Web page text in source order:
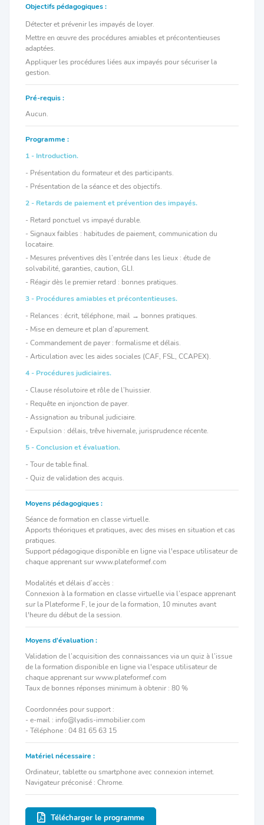
Objectifs pédagogiques :
Détecter et prévenir les impayés de loyer.
Mettre en œuvre des procédures amiables et précontentieuses
adaptées.
Appliquer les procédures liées aux impayés pour sécuriser la
gestion.
Pré-requis :
Aucun.
Programme :
1 - Introduction.
- Présentation du formateur et des participants.
- Présentation de la séance et des objectifs.
2 - Retards de paiement et prévention des impayés.
- Retard ponctuel vs impayé durable.
- Signaux faibles : habitudes de paiement, communication du
locataire.
- Mesures préventives dès l’entrée dans les lieux : étude de
solvabilité, garanties, caution, GLI.
- Réagir dès le premier retard : bonnes pratiques.
3 - Procédures amiables et précontentieuses.
- Relances : écrit, téléphone, mail → bonnes pratiques.
- Mise en demeure et plan d’apurement.
- Commandement de payer : formalisme et délais.
- Articulation avec les aides sociales (CAF, FSL, CCAPEX).
4 - Procédures judiciaires.
- Clause résolutoire et rôle de l’huissier.
- Requête en injonction de payer.
- Assignation au tribunal judiciaire.
- Expulsion : délais, trêve hivernale, jurisprudence récente.
5 - Conclusion et évaluation.
- Tour de table final.
- Quiz de validation des acquis.
Moyens pédagogiques :
Séance de formation en classe virtuelle.
Apports théoriques et pratiques, avec des mises en situation et cas
pratiques.
Support pédagogique disponible en ligne via l'espace utilisateur de
chaque apprenant sur www.plateformef.com
Modalités et délais d’accès :
Connexion à la formation en classe virtuelle via l’espace apprenant
sur la Plateforme F, le jour de la formation, 10 minutes avant
l'heure du début de la session.
Moyens d'évaluation :
Validation de l’acquisition des connaissances via un quiz à l’issue
de la formation disponible en ligne via l'espace utilisateur de
chaque apprenant sur www.plateformef.com
Taux de bonnes réponses minimum à obtenir : 80 %
Coordonnées pour support :
- e-mail : info@lyadis-immobilier.com
- Téléphone : 04 81 65 63 15
Matériel nécessaire :
Ordinateur, tablette ou smartphone avec connexion internet.
Navigateur préconisé : Chrome.
Télécharger le programme